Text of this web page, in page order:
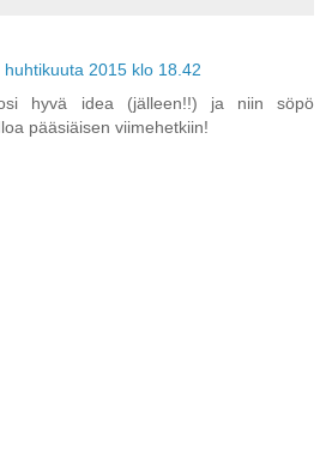
huhtikuuta 2015 klo 18.42
hyvä idea (jälleen!!) ja niin söpö
pääsiäisen viimehetkiin!